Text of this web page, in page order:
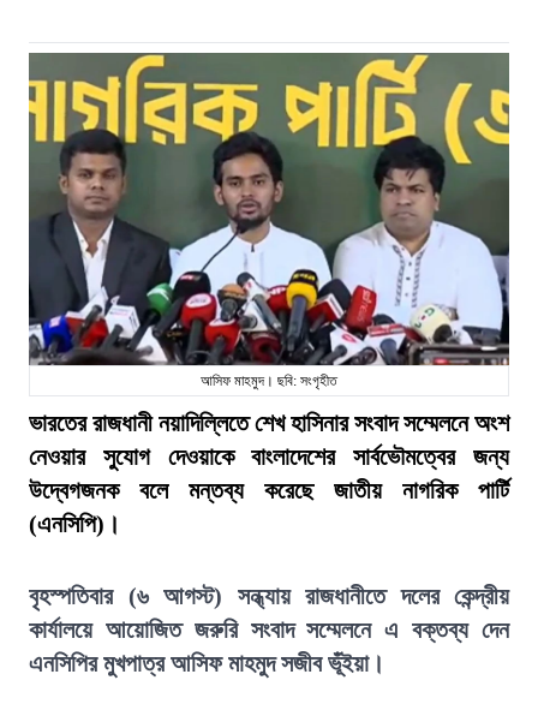
আসিফ মাহমুদ। ছবি: সংগৃহীত
ভারতের রাজধানী নয়াদিল্লিতে শেখ হাসিনার সংবাদ সম্মেলনে অংশ
নেওয়ার সুযোগ দেওয়াকে বাংলাদেশের সার্বভৌমত্বের জন্য
উদ্বেগজনক বলে মন্তব্য করেছে জাতীয় নাগরিক পার্টি
(এনসিপি)।
বৃহস্পতিবার (৬ আগস্ট) সন্ধ্যায় রাজধানীতে দলের কেন্দ্রীয়
কার্যালয়ে আয়োজিত জরুরি সংবাদ সম্মেলনে এ বক্তব্য দেন
এনসিপির মুখপাত্র আসিফ মাহমুদ সজীব ভূঁইয়া।